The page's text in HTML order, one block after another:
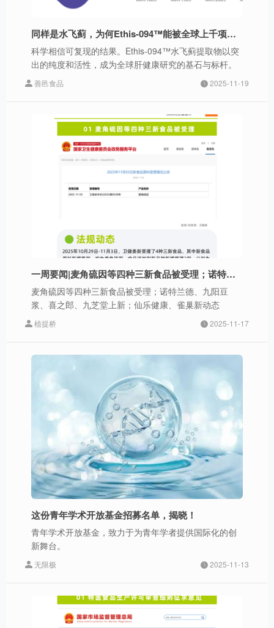
同样是水飞蓟，为何Ethis-094™能被全球上千项研究聚焦？
科学相信可复现的结果。Ethis-094™水飞蓟提取物以突
出的纯度和活性，成为全球肝健康研究的基石与标杆。
善邑食品 2025-11-19
一周要闻|麦角硫因等四种三新食品被受理；诺特兰德、九阳豆浆、喜之郎、九芝堂上新；仙乐健康、雀巢新动态
麦角硫因等四种三新食品被受理；诺特兰德、九阳豆
浆、喜之郎、九芝堂上新；仙乐健康、雀巢新动态
植提桥 2025-11-17
这份青年学术开放基金招募名单，揭晓！
青年学术开放基金，致力于为青年学者提供国际化的创
新舞台。
无限极 2025-11-13